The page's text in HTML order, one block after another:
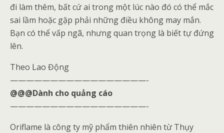
đi làm thêm, bất cứ ai trong một lúc nào đó có thể mắc
sai lầm hoặc gặp phải những điều không may mắn.
Bạn có thể vấp ngã, nhưng quan trọng là biết tự đứng
lên.
Theo Lao Động
—————————————————-
@@@Dành cho quảng cáo
—————————————————-
Oriflame là công ty mỹ phẩm thiên nhiên từ Thụy